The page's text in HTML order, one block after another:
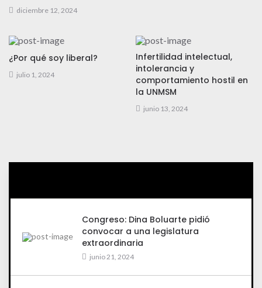
diciembre 12, 2024
¿Por qué soy liberal?
julio 1, 2024
Infertilidad intelectual,
intolerancia y
comportamiento hostil en
la UNMSM
junio 13, 2024
Congreso: Dina Boluarte pidió
convocar a una legislatura
extraordinaria
junio 21, 2024